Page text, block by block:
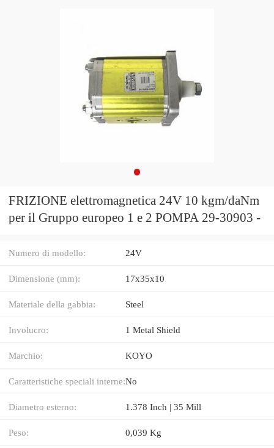
FRIZIONE elettromagnetica 24V 10 kgm/daNm
per il Gruppo europeo 1 e 2 POMPA 29-30903 -
Numero di modello: 24V
Dimensione (mm): 17x35x10
Materiale della gabbia: Steel
Involucro: 1 Metal Shield
Marchio: KOYO
Caratteristiche speciali interne:No
Diametro esterno: 1.378 Inch | 35 Mill
Peso: 0,039 Kg